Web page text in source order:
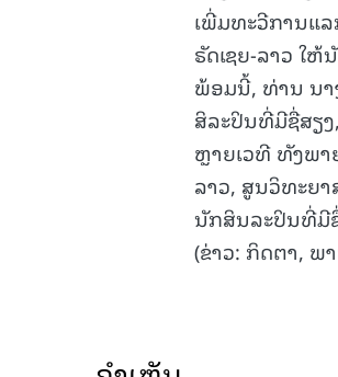
ເພີ່ມທະວີການແ
ຣັດເຊຍ-ລາວ ໃ
ພ້ອມນີ້, ທ່ານ ນາ
ສິລະປິນທີ່ມີຊື່ສຽ
ຫຼາຍເວທີ ທັງພາ
ລາວ, ສູນວິທະຍ
ນັກສິນລະປິນທີ່ມີ
(ຂ່າວ: ກິດຕາ, ພ